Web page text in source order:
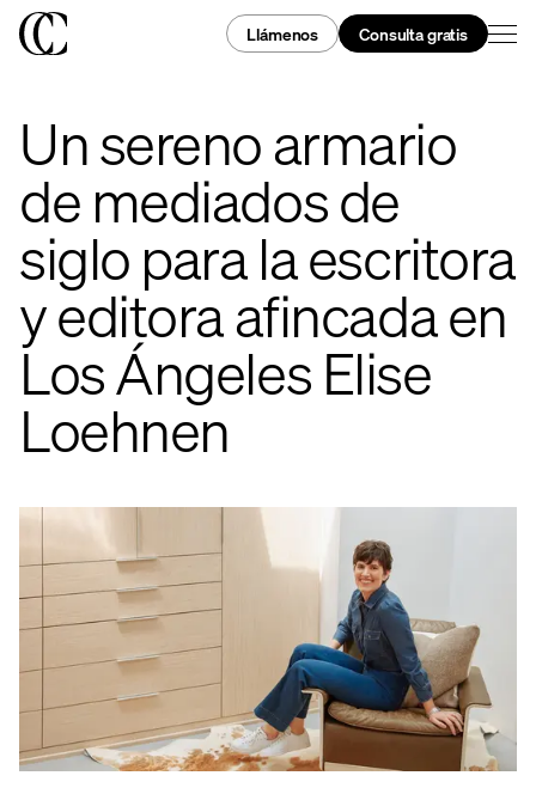
Llámenos Consulta gratis
Un sereno armario
de mediados de
siglo para la escritora
y editora afincada en
Los Ángeles Elise
Loehnen